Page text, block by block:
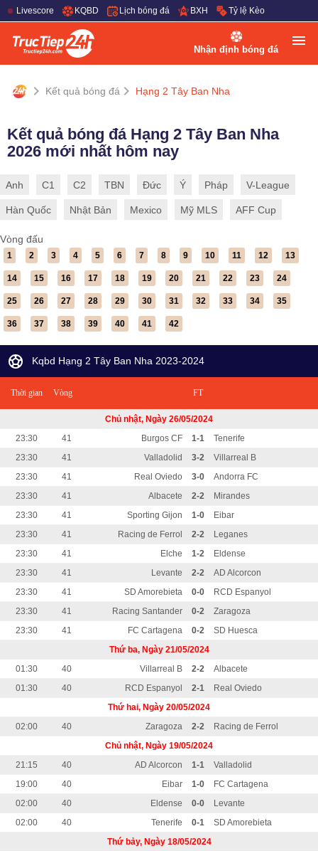
Livescore KQBD Lịch bóng đá BXH Tỷ lệ Kèo
Nhận định bóng đá
Kết quả bóng đá Hạng 2 Tây Ban Nha
Kết quả bóng đá Hạng 2 Tây Ban Nha
2026 mới nhất hôm nay
Anh C1 C2 TBN Đức Ý Pháp V-League
Hàn Quốc Nhật Bản Mexico Mỹ MLS AFF Cup
Vòng đấu
1 2 3 4 5 6 7 8 9 10 11 12 13
14 15 16 17 18 19 20 21 22 23 24
25 26 27 28 29 30 31 32 33 34 35
36 37 38 39 40 41 42
Kqbd Hạng 2 Tây Ban Nha 2023-2024
Thời gian Vòng FT
Chủ nhật, Ngày 26/05/2024
23:30
41 Burgos CF 1-1
Tenerife
23:30
41 Valladolid 3-2
Villarreal B
23:30
41 Real Oviedo 3-0
Andorra FC
23:30
41 Albacete 2-2
Mirandes
23:30
41 Sporting Gijon 1-0
Eibar
23:30
41 Racing de Ferrol 2-2
Leganes
23:30
41 Elche 1-2
Eldense
23:30
41 Levante 2-2
AD Alcorcon
23:30
41 SD Amorebieta 0-0
RCD Espanyol
23:30
41 Racing Santander 0-2
Zaragoza
23:30
41 FC Cartagena 0-2
SD Huesca
Thứ ba, Ngày 21/05/2024
01:30
40 Villarreal B 2-2
Albacete
01:30
40 RCD Espanyol 2-1
Real Oviedo
Thứ hai, Ngày 20/05/2024
02:00
40 Zaragoza 2-2
Racing de Ferrol
Chủ nhật, Ngày 19/05/2024
21:15
40 AD Alcorcon 1-1
Valladolid
19:00
40 Eibar 1-0
FC Cartagena
02:00
40 Eldense 0-0
Levante
02:00
40 Tenerife 0-1
SD Amorebieta
Thứ bảy, Ngày 18/05/2024